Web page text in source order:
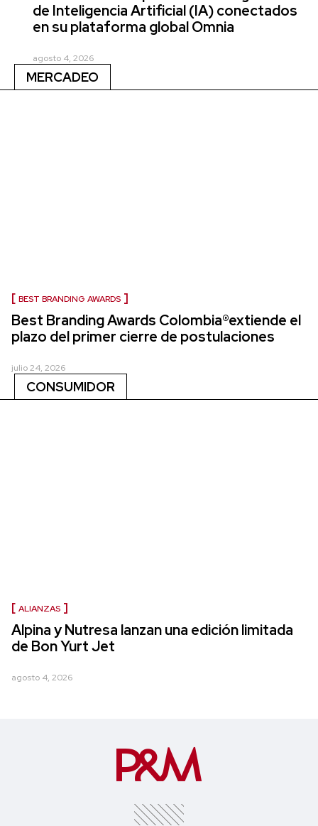
de Inteligencia Artificial (IA) conectados
en su plataforma global Omnia
agosto 4, 2026
MERCADEO
BEST BRANDING AWARDS
Best Branding Awards Colombia®extiende el
plazo del primer cierre de postulaciones
julio 24, 2026
CONSUMIDOR
ALIANZAS
Alpina y Nutresa lanzan una edición limitada
de Bon Yurt Jet
agosto 4, 2026